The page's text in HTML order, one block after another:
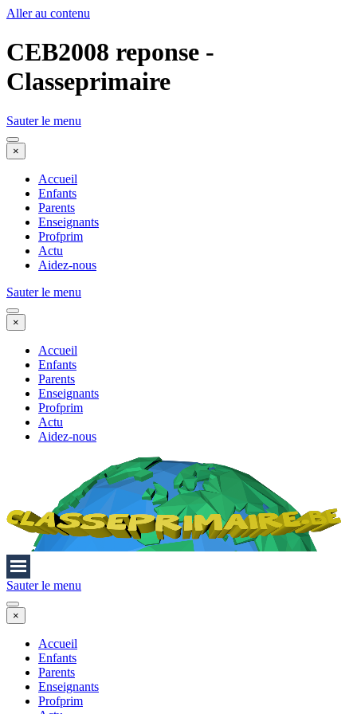
Aller au contenu
CEB2008 reponse -
Classeprimaire
Sauter le menu
×
Accueil
Enfants
Parents
Enseignants
Profprim
Actu
Aidez-nous
Sauter le menu
×
Accueil
Enfants
Parents
Enseignants
Profprim
Actu
Aidez-nous
Sauter le menu
×
Accueil
Enfants
Parents
Enseignants
Profprim